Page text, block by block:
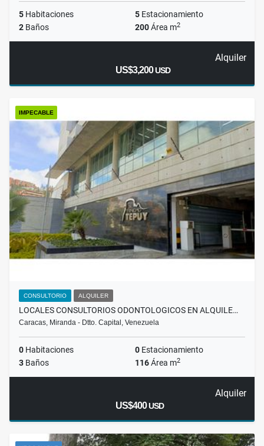
5 Habitaciones 5 Estacionamiento
2 Baños 200Área m2
Alquiler
US$3,200USD
IMPECABLE
CONSULTORIO ALQUILER
LOCALES CONSULTORIOS ODONTOLOGICOS EN ALQUILE…
Caracas, Miranda - Dtto. Capital, Venezuela
0 Habitaciones 0 Estacionamiento
3 Baños 116Área m2
Alquiler
US$400USD